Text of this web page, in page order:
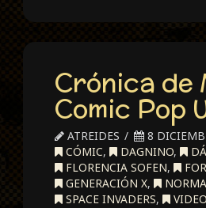
Crónica de
Comic Pop
ATREIDES
8
CÓMIC, DAGNINO,
FLORENCIA SOFEN,
GENERACIÓN X, NORMA
SPACE INVADERS,